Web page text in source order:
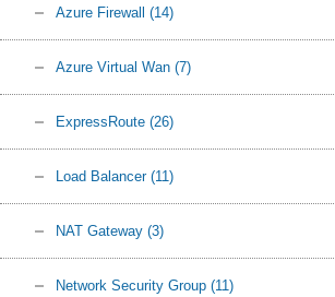
Azure Firewall (14)
Azure Virtual Wan (7)
ExpressRoute (26)
Load Balancer (11)
NAT Gateway (3)
Network Security Group (11)